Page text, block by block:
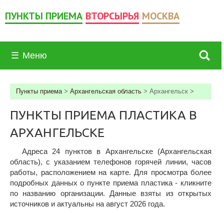
ПУНКТЫ ПРИЕМА ВТОРСЫРЬЯ МОСКВА
☰ Меню
Пункты приема> Архангельская область > Архангельск >
ПУНКТЫ ПРИЕМА ПЛАСТИКА В
АРХАНГЕЛЬСКЕ
Адреса 24 пунктов в Архангельске (Архангельская
область), c указанием телефонов горячей линии, часов
работы, расположением на карте. Для просмотра более
подробных данных о пункте приема пластика - кликните
по названию организации. Данные взяты из открытых
источников и актуальны на август 2026 года.